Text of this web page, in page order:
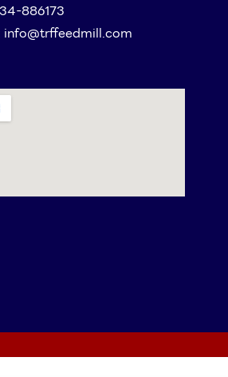
886173
info@trffeedmill.com